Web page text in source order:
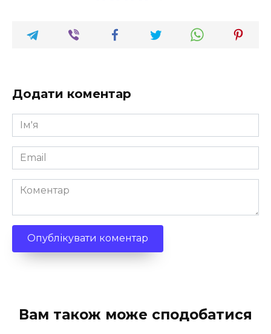
Додати коментар
Ім'я
*
Email
*
Коментар
Вам також може сподобатися